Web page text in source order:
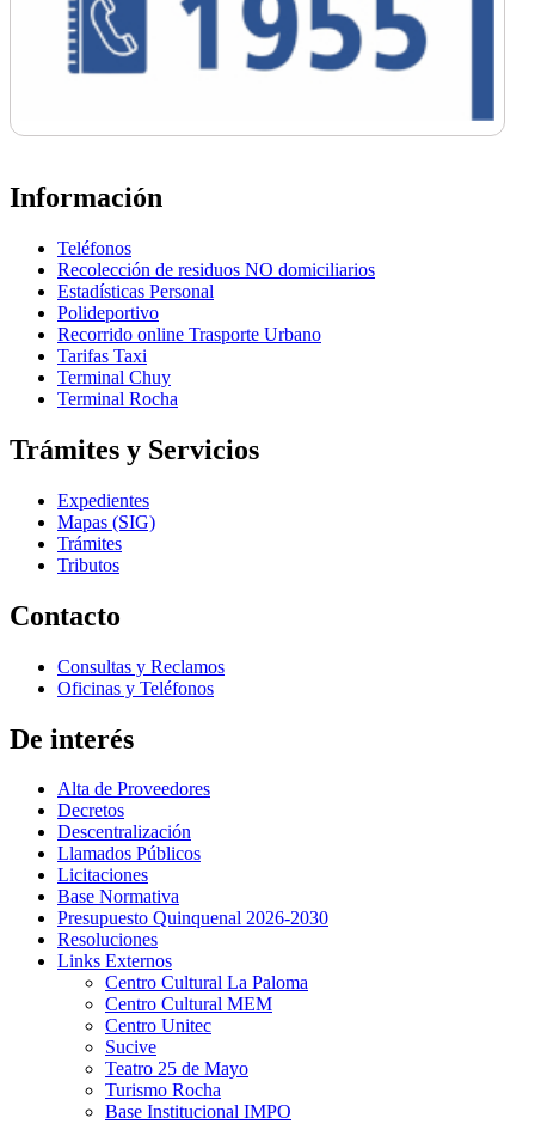
Información
Teléfonos
Recolección de residuos NO domiciliarios
Estadísticas Personal
Polideportivo
Recorrido online Trasporte Urbano
Tarifas Taxi
Terminal Chuy
Terminal Rocha
Trámites y Servicios
Expedientes
Mapas (SIG)
Trámites
Tributos
Contacto
Consultas y Reclamos
Oficinas y Teléfonos
De interés
Alta de Proveedores
Decretos
Descentralización
Llamados Públicos
Licitaciones
Base Normativa
Presupuesto Quinquenal 2026-2030
Resoluciones
Links Externos
Centro Cultural La Paloma
Centro Cultural MEM
Centro Unitec
Sucive
Teatro 25 de Mayo
Turismo Rocha
Base Institucional IMPO